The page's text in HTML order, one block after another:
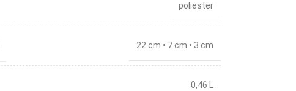
poliester
22 cm • 7 cm • 3 cm
0,46 L